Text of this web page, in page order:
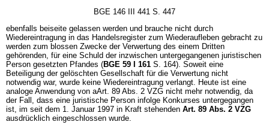
BGE 146 III 441 S. 447
ebenfalls beiseite gelassen werden und brauche nicht durch
Wiedereintragung in das Handelsregister zum Wiederaufleben gebracht zu
werden zum blossen Zwecke der Verwertung des einem Dritten
gehörenden, für eine Schuld der inzwischen untergegangenen juristischen
Person gesetzten Pfandes (BGE 59 I 161 S. 164). Soweit eine
Beteiligung der gelöschten Gesellschaft für die Verwertung nicht
notwendig war, wurde keine Wiedereintragung verlangt. Heute ist eine
analoge Anwendung von aArt. 89 Abs. 2 VZG nicht mehr notwendig, da
der Fall, dass eine juristische Person infolge Konkurses untergegangen
ist, im seit dem 1. Januar 1997 in Kraft stehenden Art. 89 Abs. 2 VZG
ausdrücklich eingeschlossen wurde.